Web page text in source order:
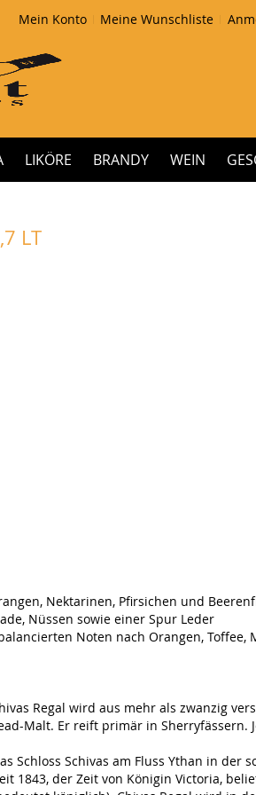
Mein Konto Meine Wunschliste
LIKÖRE BRANDY WEIN
LT
Nektarinen, Pfirsichen und
Nüssen sowie einer Spur Leder
Noten nach Orangen, Toffee,
Regal wird aus mehr als zwanzig
Malt. Er reift primär in Sherryfässern.
Schloss Schivas am Fluss Ythan in der
1843, der Zeit von Königin Victoria,